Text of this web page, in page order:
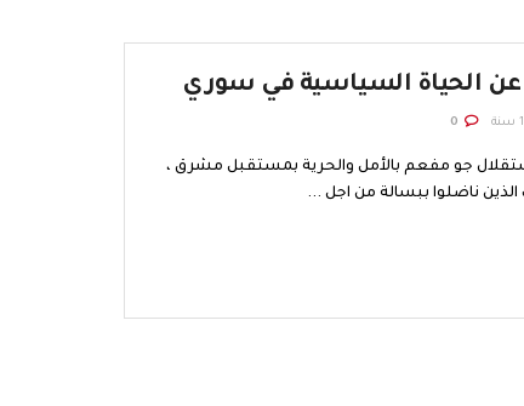
عن الحياة السياسية في سوري
جو مفعم بالأمل والحرية بمستقبل مشرق ،
ناضلوا ببسالة من اجل ...